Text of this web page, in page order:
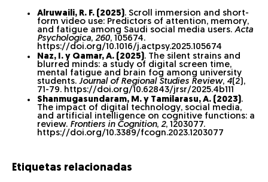
Alruwaili, R. F. (2025). Scroll immersion and short-
form video use: Predictors of attention, memory,
and fatigue among Saudi social media users. Acta
Psychologica, 260, 105674.
https://doi.org/10.1016/j.actpsy.2025.105674
Naz, I. y Qamar, A. (2025). The silent strains and
blurred minds: a study of digital screen time,
mental fatigue and brain fog among university
students. Journal of Regional Studies Review, 4(2),
71-79. https://doi.org/10.62843/jrsr/2025.4b111
Shanmugasundaram, M. y Tamilarasu, A. (2023).
The impact of digital technology, social media,
and artificial intelligence on cognitive functions: a
review. Frontiers in Cognition, 2, 1203077.
https://doi.org/10.3389/fcogn.2023.1203077
Etiquetas relacionadas